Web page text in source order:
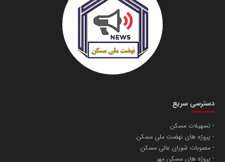
دسترسی سریع
تسهیلات مسکن
پروژه های نهضت ملی مسکن
مصوبات شورای عالی مسکن
پروژه های مسکن مهر